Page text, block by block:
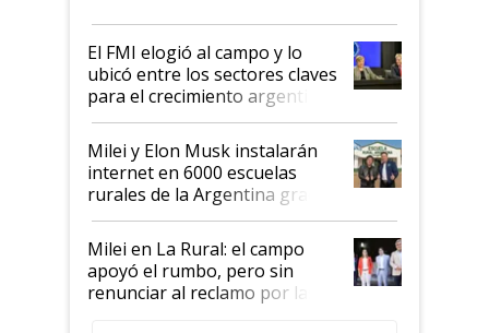
de Milei
El FMI elogió al campo y lo
ubicó entre los sectores claves
para el crecimiento argentino
Milei y Elon Musk instalarán
internet en 6000 escuelas
rurales de la Argentina gracias
a un acuerdo con Starlink
Milei en La Rural: el campo
apoyó el rumbo, pero sin
renunciar al reclamo por las